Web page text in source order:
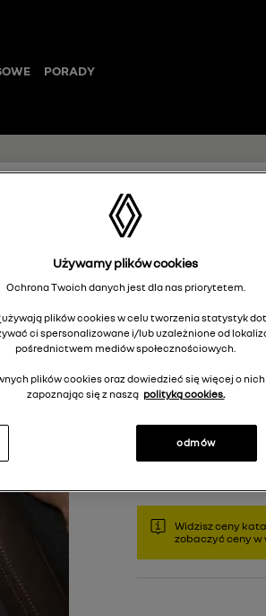
PORADY
przednie
Cena
Produkt chwilowo
Widzisz ceny
zobaczyć ceny
Używamy plików cookies
Ochrona Twoich danych jest dla nas priorytetem.
używają plików cookies w celu tworzenia statystyk
ci spersonalizowane i/lub uzależnione od
pośrednictwem mediów społecznościowych.
plików cookies oraz dowiedzieć się więcej o
zapoznając się z naszą polityką cookies.
odmów